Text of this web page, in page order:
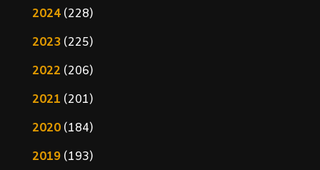
2024(228)
2023(225)
2022 (206)
2021 (201)
2020(184)
2019(193)